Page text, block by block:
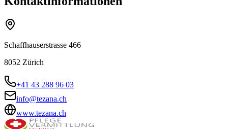
Schaffhauserstrasse 466
8052 Zürich
+41 43 288 96 03
info@tezana.ch
www.tezana.ch